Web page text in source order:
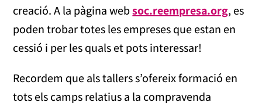
creació. A la pàgina websoc.reempresa.org, es
poden trobar totes les empreses que estan en
cessió i per les quals et pots interessar!
Recordem que als tallers s’ofereix formació en
tots els camps relatius a la compravenda